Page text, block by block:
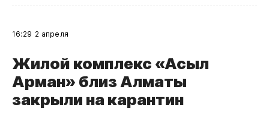
16:29 2 апреля
Жилой комплекс «Асыл
Арман» близ Алматы
закрыли на карантин